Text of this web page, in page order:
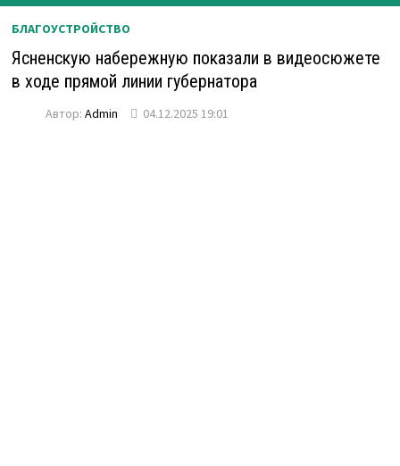
БЛАГОУСТРОЙСТВО
Ясненскую набережную показали в видеосюжете
в ходе прямой линии губернатора
Автор: Admin 04.12.2025 19:01